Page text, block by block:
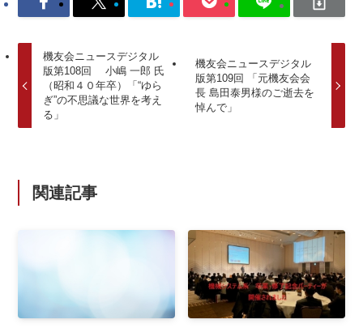
機友会ニュースデジタル
版第108回 小嶋 一郎 氏
（昭和４０年卒）「“ゆら
ぎ”の不思議な世界を考え
る」
機友会ニュースデジタル
版第109回 「元機友会会
長 島田泰男様のご逝去を
悼んで」
関連記事